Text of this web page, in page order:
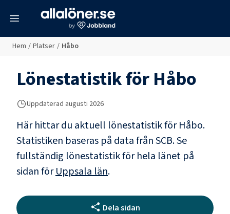
Hem / Platser / Håbo
Lönestatistik förHåbo
Uppdaterad augusti 2026
Här hittar du aktuell lönestatistik för Håbo.
Statistiken baseras på data från SCB.Se
fullständig lönestatistik för hela länet på
sidan för Uppsala län.
Dela sidan